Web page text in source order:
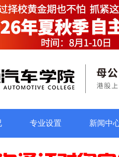
专业设置 新闻中